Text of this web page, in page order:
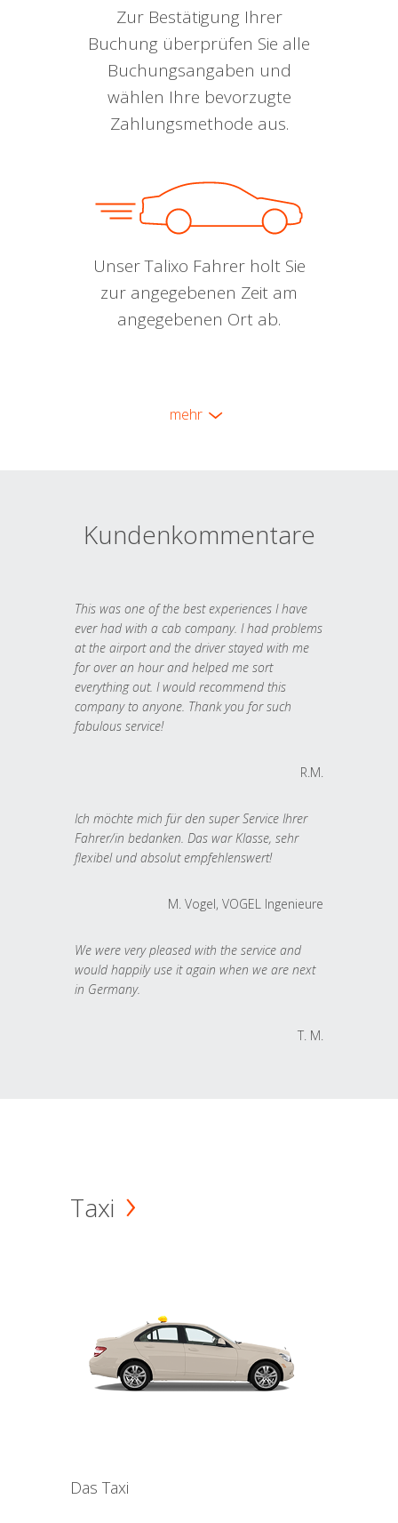
Zur Bestätigung Ihrer
Buchung überprüfen Sie alle
Buchungsangaben und
wählen Ihre bevorzugte
Zahlungsmethode aus.
Unser Talixo Fahrer holt Sie
zur angegebenen Zeit am
angegebenen Ort ab.
mehr
Kundenkommentare
This was one of the best experiences I have
ever had with a cab company. I had problems
at the airport and the driver stayed with me
for over an hour and helped me sort
everything out. I would recommend this
company to anyone. Thank you for such
fabulous service!
R.M.
Ich möchte mich für den super Service Ihrer
Fahrer/in bedanken. Das war Klasse, sehr
flexibel und absolut empfehlenswert!
M. Vogel, VOGEL Ingenieure
We were very pleased with the service and
would happily use it again when we are next
in Germany.
T. M.
Taxi
Das Taxi